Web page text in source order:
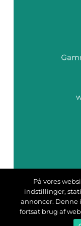
På vores
indstillinger,
annoncer. Denne
fortsat brug af